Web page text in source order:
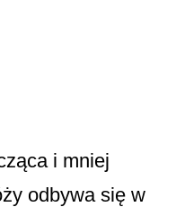
i mniej
odbywa się w